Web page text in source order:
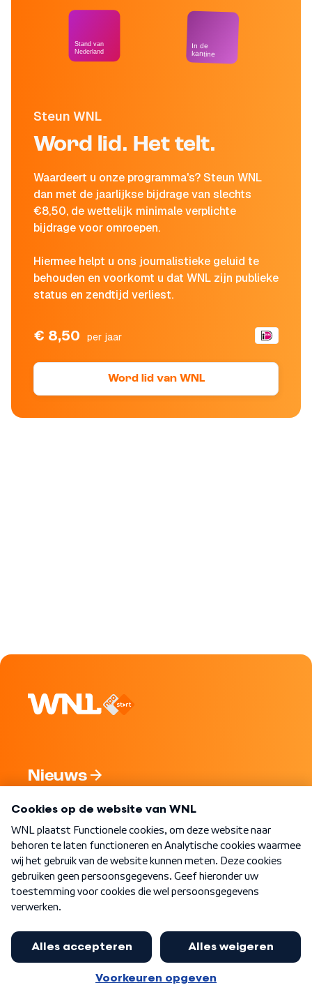
Steun WNL
Word lid. Het telt.
Waardeert u onze programma's? Steun WNL
dan met de jaarlijkse bijdrage van slechts
€8,50, de wettelijk minimale verplichte
bijdrage voor omroepen.
Hiermee helpt u ons journalistieke geluid te
behouden en voorkomt u dat WNL zijn publieke
status en zendtijd verliest.
€ 8,50 per jaar
Word lid van WNL
Stand van
Nederland
In de
kantine
Nieuws
Nieuwsbrief
Word Lid